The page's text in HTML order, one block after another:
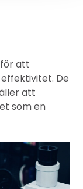
för att
De
att
som en